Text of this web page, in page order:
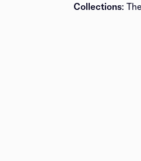
Collections​​​​‌ ‍ ​‍​‍‌‍ ‌ ​‍‌‍‍‌‌‍‌ ‌‍‍‌‌‍ ‍​‍​‍​ ‍‍​‍​‍‌ ​ ‌‍​‌‌‍ ‍‌‍‍‌‌ ‌​‌ ‍‌​‍ ‍‌‍‍‌‌‍ ​‍​‍​‍ ​​‍​‍‌‍‍​‌ ​‍‌‍‌‌‌‍‌‍​‍​‍​ ‍‍​‍​‍‌‍‍​‌ ‌​‌ ‌​‌ ​​​ ‍‍​‍ ​‍ ‌‍ ​‌‍ ‌‍​ ‌‍​‌‌‍ ​‌‍‍​‌‍ ‌ ​ ‌ ‌​​ ‍‍​ ​ ​ ​ ​ ​ ​ ​ ​‍ ‌‍‍‌‌‍ ‍‌ ‌​‌‍‌‌‌‍ ‍‌ ‌​​‍ ‌‍‌‌‌‍‌​‌‍‍‌‌ ‌​​‍ ‌‍ ‌‌‍ ‌‍‌​‌‍‌‌​ ‌‌ ​​‌ ​‍‌‍‌‌‌ ​ ‌‍‌‌‌‍ ‍‌ ‌​‌‍​‌‌ ‌​‌‍‍‌‌‍ ‌‍ ‍​ ‍ ‌‍‍‌‌‍‌​​ ‌​ ‍‌​ ‌‌​ ​‌‌‍‌‍​ ​​‌‍‌‍​ ‍‌​ ‍​​‍ ‌​ ‌‌​ ‌‍​ ‍​‌‍‌​​‍ ‌​ ‌​​ ‍​‌‍​ ​ ‌​​‍ ‌‌‍​‍​ ​​‌‍‌‌‌‍​ ​‍ ‌‌‍‌‍‌‍‌‌​ ‌​​ ‍‌​ ‍‌‌‍​‍‌‍‌‍​ ​‌‌‍​‍​ ‌‍​ ‌​​ ‌ ​ ‍ ‌ ‌​‌ ‍‌‌ ​​‌‍‌‌​ ‌‌‍‌ ‌‍ ​‌‍ ‌ ​ ‌ ​ ‌‍​‌‌ ​‍‌ ‍‌‌‌‌​‌‍‌‌‌ ​‍‌‍ ‌​ ‍ ‌ ​​‌‍​‌‌ ‌​‌‍‍​​ ‌‌‍‌​‌‍‌‌‌‍‌‍‌‍‍‌‌‍ ‍‌‍‍‌‌ ‌​‌‍‍‌‌‍ ‌‍ ‍​‍‌‌​ ‌‌‌​​‍‌‌ ‌‍‍ ‌‍‌‌‌ ‍‌​‍‌‌​ ​ ‌​‌​​‍‌‌​ ​ ‌​‌​​‍‌‌​ ​‍​ ​‍​ ‌ ​ ‍​‌‍​‌​ ​‌​ ​​​ ‍‌​ ‌‍‌‍‌‌​ ‌ ‌‍​‍​ ‌ ​ ​‍​‍‌‌​ ​‍​ ​‍​‍‌‌​ ‌‌‌​‌​​‍ ‍‌‍​ ‌‍‍​‌‍‍‌‌‍ ​‌‍‌​‌ ​‍‌‍‌‌‌‍ ‍​‍‌‌​ ‌‌‌​​‍‌‌ ‌‍‍ ‌‍‌‌‌ ‍‌​‍‌‌​ ​ ‌​‌​​‍‌‌​ ​ ‌​‌​​‍‌‌​ ​‍​ ​‍​ ​ ​ ‍​​ ​‌‌‍‌‍​ ‌​​ ​​​ ‍​​ ​‌‌‍‌‌​ ​‌​ ‍​‌‍‌​​‍‌‌​ ​‍​ ​‍​‍‌‌​ ‌‌‌​‌​​‍ ‍‌ ‌​‌‍‌‌‌ ‍​‌ ‌​​ ‌‍​‍‌‍​‌‌ ​ ‌‍‌‌‌‌‌‌‌ ​‍‌‍ ​​ ‌‌‍‍​‌ ‌​‌ ‌​‌ ​​​‍‌‌​ ​ ‌​​‌​‍‌‌​ ​‍‌​‌‍​‍‌‌​ ​‍‌​‌‍‌‍ ​‌‍ ‌‍​ ‌‍​‌‌‍ ​‌‍‍​‌‍ ‌ ​ ‌ ‌​​‍‌‌​ ​ ‌​​‌​ ​ ​ ​ ​ ​ ​ ​ ​‍‌‍‌‍‍‌‌‍‌​​ ‌​ ‍‌​ ‌‌​ ​‌‌‍‌‍​ ​​‌‍‌‍​ ‍‌​ ‍​​‍ ‌​ ‌‌​ ‌‍​ ‍​‌‍‌​​‍ ‌​ ‌​​ ‍​‌‍​ ​ ‌​​‍ ‌‌‍​‍​ ​​‌‍‌‌‌‍​ ​‍ ‌‌‍‌‍‌‍‌‌​ ‌​​ ‍‌​ ‍‌‌‍​‍‌‍‌‍​ ​‌‌‍​‍​ ‌‍​ ‌​​ ‌ ​‍‌‍‌ ‌​‌ ‍‌‌ ​​‌‍‌‌​ ‌‌‍‌ ‌‍ ​‌‍ ‌ ​ ‌ ​ ‌‍​‌‌ ​‍‌ ‍‌‌‌‌​‌‍‌‌‌ ​‍‌‍ ‌​‍‌‍‌ ​​‌‍​‌‌ ‌​‌‍‍​​ ‌‌‍‌​‌‍‌‌‌‍‌‍‌‍‍‌‌‍ ‍‌‍‍‌‌ ‌​‌‍‍‌‌‍ ‌‍ ‍​‍‌‌​ ‌‌‌​​‍‌‌ ‌‍‍ ‌‍‌‌‌ ‍‌​‍‌‌​ ​ ‌​‌​​‍‌‌​ ​ ‌​‌​​‍‌‌​ ​‍​ ​‍​ ‌ ​ ‍​‌‍​‌​ ​‌​ ​​​ ‍‌​ ‌‍‌‍‌‌​ ‌ ‌‍​‍​ ‌ ​ ​‍​‍‌‌​ ​‍​ ​‍​‍‌‌​ ‌‌‌​‌​​‍ ‍‌‍​ ‌‍‍​‌‍‍‌‌‍ ​‌‍‌​‌ ​‍‌‍‌‌‌‍ ‍​‍‌‌​ ‌‌‌​​‍‌‌ ‌‍‍ ‌‍‌‌‌ ‍‌​‍‌‌​ ​ ‌​‌​​‍‌‌​ ​ ‌​‌​​‍‌‌​ ​‍​ ​‍​ ​ ​ ‍​​ ​‌‌‍‌‍​ ‌​​ ​​​ ‍​​ ​‌‌‍‌‌​ ​‌​ ‍​‌‍‌​​‍‌‌​ ​‍​ ​‍​‍‌‌​ ‌‌‌​‌​​‍ ‍‌ ‌​‌‍‌‌‌ ‍​‌ ‌​​‍‌‍‌ ​​‌‍‌‌‌ ​‍‌ ​ ‌ ​​‌‍‌‌‌‍​ ‌ ‌​‌‍‍‌‌ ‌‍‌‍‌‌​ ‌‌ ​​‌ ‌‌‌‍​‍‌‍ ​‌‍‍‌‌ ​ ‌‍‍​‌‍‌‌‌‍‌​​‍​‍‌ ‌: The active pursuit of